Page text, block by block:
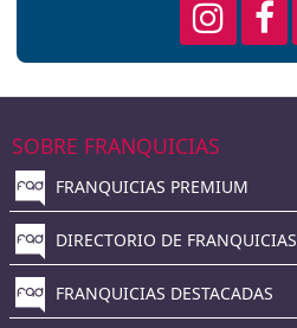
SOBRE FRANQUICIAS
FRANQUICIAS PREMIUM
DIRECTORIO DE FRANQUICIAS
FRANQUICIAS DESTACADAS